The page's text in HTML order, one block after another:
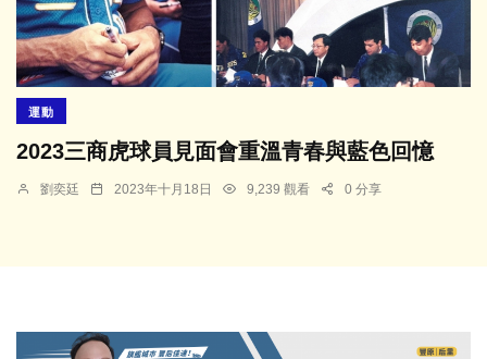
運動
2023三商虎球員見面會重溫青春與藍色回憶
劉奕廷 2023年十月18日 9,239 觀看 0 分享